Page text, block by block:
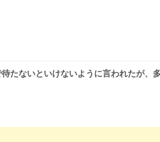
たないといけないように言われたが、